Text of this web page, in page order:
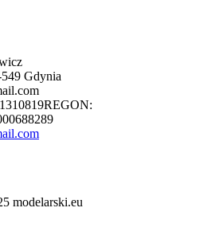
Gdynia
REGON:
modelarski.eu